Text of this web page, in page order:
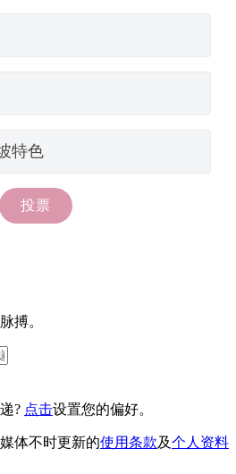
搏。
? 点击设置您的偏好。
体不时更新的使用条款及个人资料